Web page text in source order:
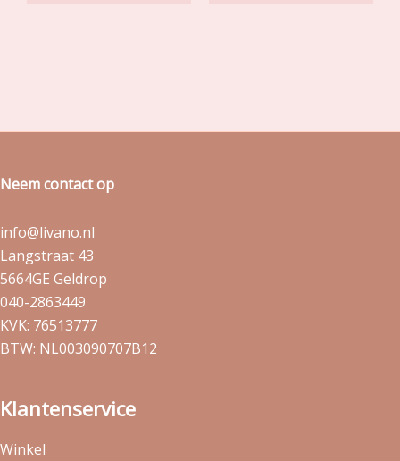
Neem contact op
info@livano.nl
Langstraat 43
5664GE Geldrop
040-2863449
KVK: 76513777
BTW: NL003090707B12
Klantenservice
Winkel